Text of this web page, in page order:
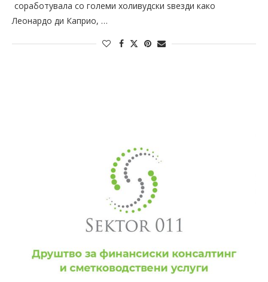
соработувала со големи холивудски ѕвезди како
Леонардо ди Каприо, …